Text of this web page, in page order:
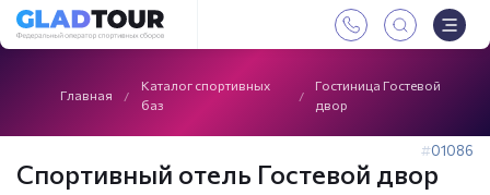
Главная
Каталог спортивных
баз
Гостиница Гостевой
двор
01086
Спортивный отель Гостевой двор